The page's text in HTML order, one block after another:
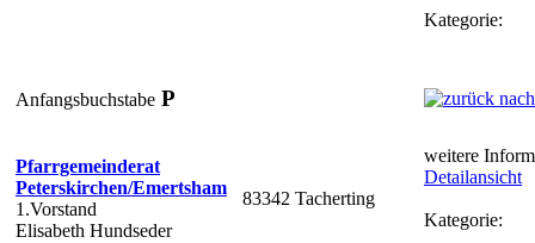
Kategorie:
Anfangsbuchstabe P
Pfarrgemeinderat
Peterskirchen/Emertsham
1.Vorstand
Elisabeth Hundseder
83342 Tacherting
weitere
Detailansicht
Kategorie: